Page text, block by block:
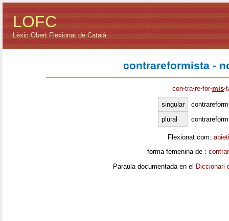
LOFC
Lèxic Obert Flexionat de Català
contrareformista -
con·tra·re·for·mis·
singular
plural
Flexionat com:
forma femenina de :
Paraula documentada en el Diccionari